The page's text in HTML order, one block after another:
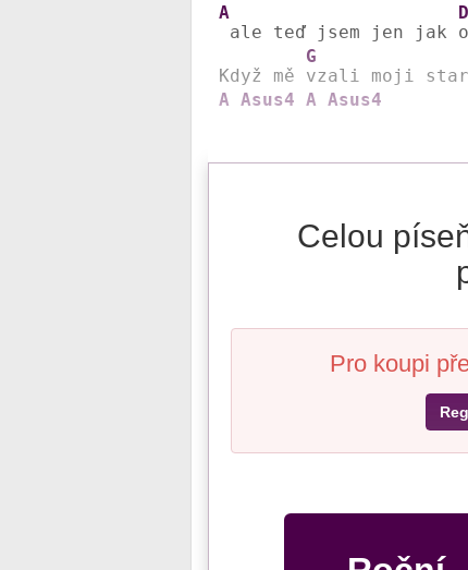
A
ale teď jsem jen jak
D
Když mě
G
vzali moji
A Asus4 A Asus4
Celou
Pro koupi